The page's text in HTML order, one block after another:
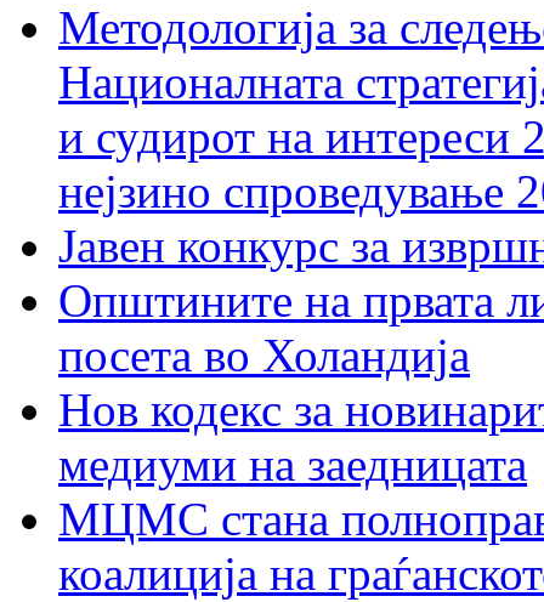
Методологија за
Националната
и судирот на интереси
нејзино спроведување
Јавен конкурс за
Општините на првата
посета во Холандија
Нов кодекс за
медиуми на заедницата
МЦМС стана
коалиција на